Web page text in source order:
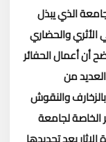
الذي يبذل
الأثري والحضاري
أن أعمال الحفائر
من
والنقوش
الخاصة لجامعة